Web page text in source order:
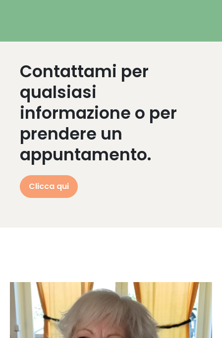
Contattami per
qualsiasi
informazione o per
prendere un
appuntamento.
Clicca qui